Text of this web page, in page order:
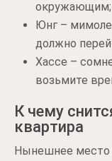
окружающим;
Юнг –
должно
Хассе –
возьмите
К чему
квартира
Нынешнее место